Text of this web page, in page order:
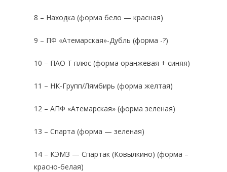
8 – Находка (форма бело — красная)
9 – ПФ «Атемарская»-Дубль (форма -?)
10 – ПАО Т плюс (форма оранжевая + синяя)
11 – НК-Групп/Лямбирь (форма желтая)
12 – АПФ «Атемарская» (форма зеленая)
13 – Спарта (форма — зеленая)
14 – КЭМЗ — Спартак (Ковылкино) (форма –
красно-белая)